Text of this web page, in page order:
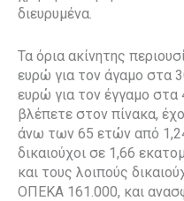
διευρυμένα.
Τα όρια ακίνητης
ευρώ για τον άγαμο στα
ευρώ για τον έγγαμο
βλέπετε στον πίνακα,
άνω των 65 ετών από
δικαιούχοι σε 1,66
και τους λοιπούς
ΟΠΕΚΑ 161.000, και